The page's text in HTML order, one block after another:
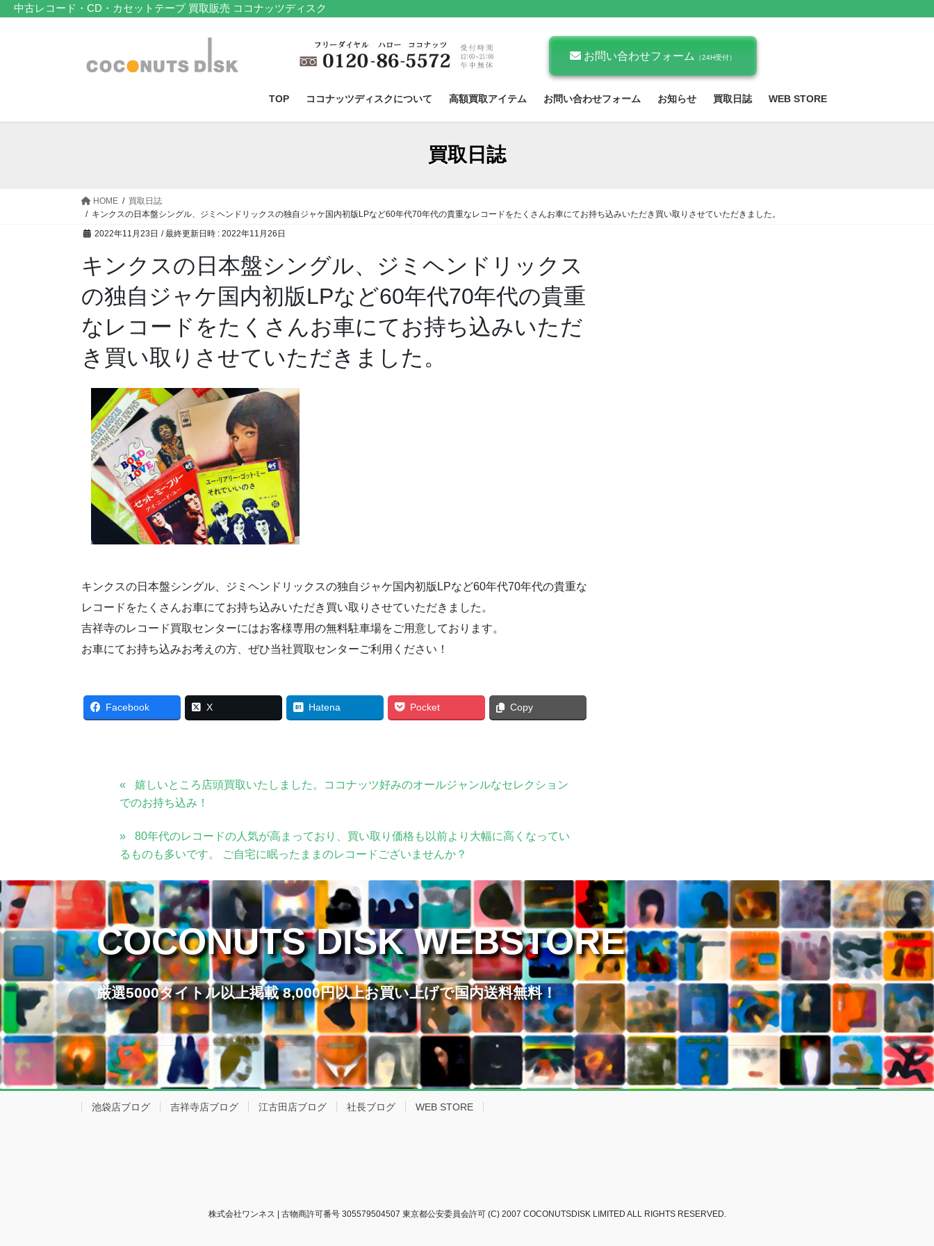
キ
に
中古レコード・CD・カセットテープ 買取販売 ココナッツディスク
お問い合わせフォーム （24H受付）
TOP ココナッツディスクについて 高額買取アイテム お問い合わせフォーム お知らせ 買取日誌 WEB STORE
買取日誌
HOME
買取日誌
キンクスの日本盤シングル、ジミヘンドリックスの独自ジャケ国内初版LPなど60年代70年代の貴重なレコードをたくさんお車にてお持ち込みいただき買い取りさせていただきました。
2022年11月23日 / 最終更新日時 : 2022年11月26日
キンクスの日本盤シングル、ジミヘンドリックス
の独自ジャケ国内初版LPなど60年代70年代の貴重
なレコードをたくさんお車にてお持ち込みいただ
き買い取りさせていただきました。
キンクスの日本盤シングル、ジミヘンドリックスの独自ジャケ国内初版LPなど60年代70年代の貴重な
レコードをたくさんお車にてお持ち込みいただき買い取りさせていただきました。
吉祥寺のレコード買取センターにはお客様専用の無料駐車場をご用意しております。
お車にてお持ち込みお考えの方、ぜひ当社買取センターご利用ください！
Facebook X Hatena Pocket Copy
嬉しいところ店頭買取いたしました。ココナッツ好みのオールジャンルなセレクション
でのお持ち込み！
80年代のレコードの人気が高まっており、買い取り価格も以前より大幅に高くなってい
るものも多いです。 ご自宅に眠ったままのレコードございませんか？
COCONUTS DISK WEBSTORE
厳選5000タイトル以上掲載 8,000円以上お買い上げで国内送料無料！
池袋店ブログ 吉祥寺店ブログ 江古田店ブログ 社長ブログ WEB STORE
株式会社ワンネス | 古物商許可番号 305579504507 東京都公安委員会許可 (C) 2007 COCONUTSDISK LIMITED ALL RIGHTS RESERVED.